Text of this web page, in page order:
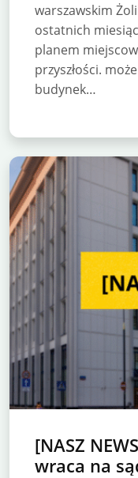
warszawskim
ostatnich
planem
przyszłości.
budynek…
[NASZ
wraca na